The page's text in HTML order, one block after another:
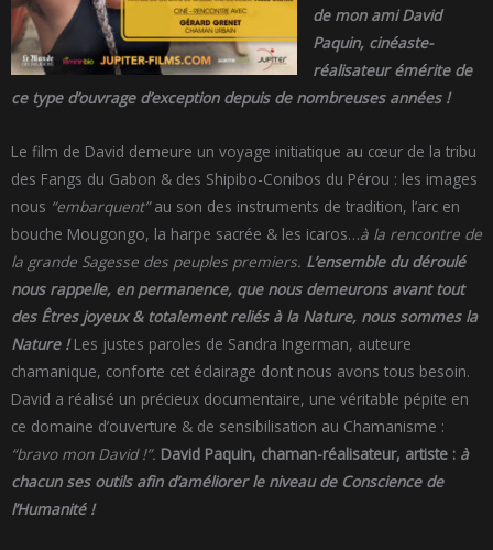
de mon ami David
Paquin, cinéaste-
réalisateur émérite de
ce type d’ouvrage d’exception depuis de nombreuses années !
Le film de David demeure un voyage initiatique au cœur de la tribu
des Fangs du Gabon & des Shipibo-Conibos du Pérou : les images
nous “embarquent”au son des instruments de tradition, l’arc en
bouche Mougongo, la harpe sacrée & les icaros…à la rencontre de
la grande Sagesse des peuples premiers. L’ensemble du déroulé
nous rappelle, en permanence, que nous demeurons avant tout
des Êtres joyeux & totalement reliés à la Nature, nous sommes la
Nature !Les justes paroles de Sandra Ingerman, auteure
chamanique, conforte cet éclairage dont nous avons tous besoin.
David a réalisé un précieux documentaire, une véritable pépite en
ce domaine d’ouverture & de sensibilisation au Chamanisme :
“bravo mon David !”. David Paquin, chaman-réalisateur, artiste : à
chacun ses outils afin d’améliorer le niveau de Conscience de
l’Humanité !